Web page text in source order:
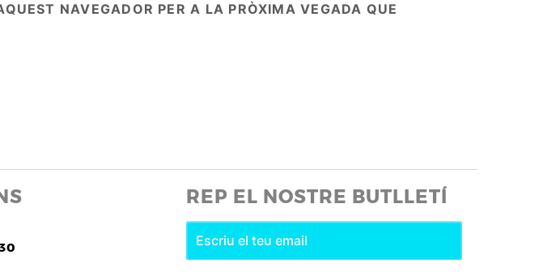
NAVEGADOR PER A LA PRÒXIMA VEGADA QUE
REP EL NOSTRE BUTLLETÍ